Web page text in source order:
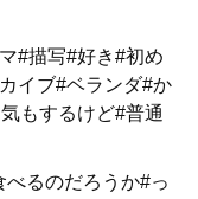
#描写#好き#初め
イブ#ベランダ#か
もするけど#普通
るのだろうか#っ